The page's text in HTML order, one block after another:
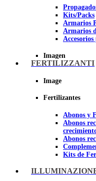
Kits/Packs
Armarios
Armarios
Imagen
FERTILIZZANTI
Image
Fertilizantes
Abonos y
Abonos
Abonos
Kits de
Imagen